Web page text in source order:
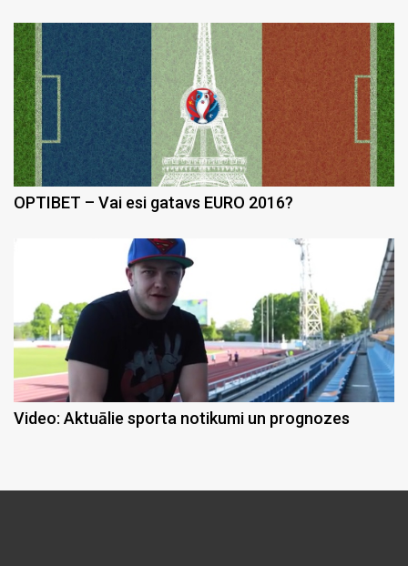
OPTIBET – Vai esi gatavs EURO 2016?
Video: Aktuālie sporta notikumi un prognozes